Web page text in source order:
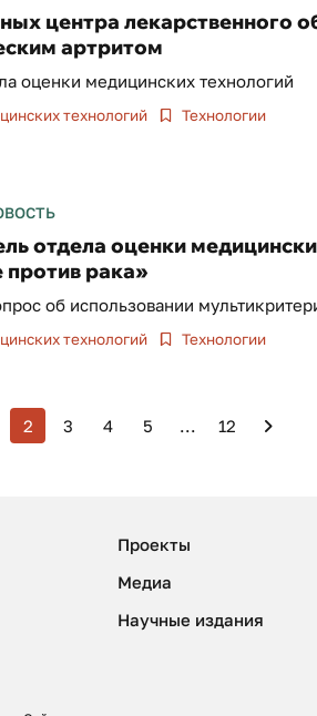
центра лекарственного
артритом
оценки медицинских технологий
технологий Технологии
отдела оценки
рака»
об использовании
технологий Технологии
2 3 4 5 ... 12
Проекты
Медиа
Научные издания